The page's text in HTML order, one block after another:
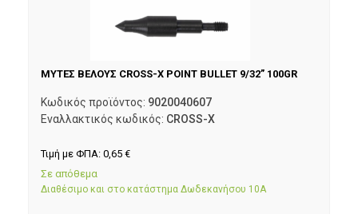
ΜΥΤΕΣ ΒΕΛΟΥΣ CROSS-X POINT BULLET 9/32” 100GR
Κωδικός προϊόντος: 9020040607
Εναλλακτικός κωδικός: CROSS-X
Τιμή με ΦΠΑ: 0,65 €
Σε απόθεμα
Διαθέσιμο και στο κατάστημα Δωδεκανήσου 10Α